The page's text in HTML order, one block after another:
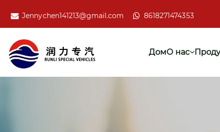
Jennychen141213@gmail.com 8618271474353
ДомО нас